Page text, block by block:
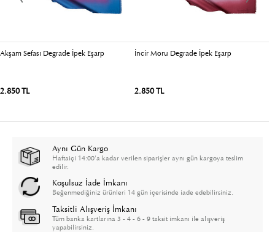
Akşam Sefası Degrade İpek Eşarp
2.850 TL
İncir Moru Degrade İpek Eşarp
2.850 TL
Aynı Gün Kargo
Haftaiçi 14:00'a kadar verilen siparişler aynı gün kargoya teslim
edilir.
Koşulsuz İade İmkanı
Beğenmediğiniz ürünleri 14 gün içerisinde iade edebilirsiniz.
Taksitli Alışveriş İmkanı
Tüm banka kartlarına 3 - 4 - 6 - 9 taksit imkanı ile alışveriş
yapabilirsiniz.